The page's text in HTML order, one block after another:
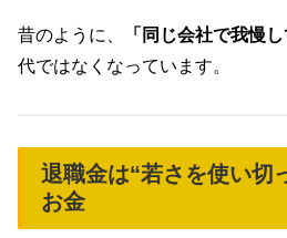
昔のように、 「同じ会社で我慢
代ではなくなっています。
退職金は“若さを使い切
お金